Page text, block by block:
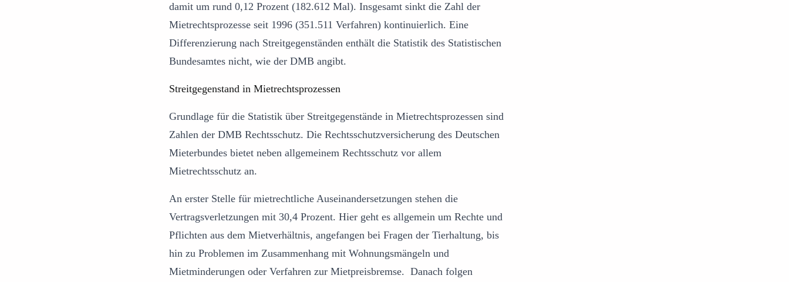
damit um rund 0,12 Prozent (182.612 Mal). Insgesamt sinkt die Zahl der
Mietrechtsprozesse seit 1996 (351.511 Verfahren) kontinuierlich. Eine
Differenzierung nach Streitgegenständen enthält die Statistik des Statistischen
Bundesamtes nicht, wie der DMB angibt.
Streitgegenstand in Mietrechtsprozessen
Grundlage für die Statistik über Streitgegenstände in Mietrechtsprozessen sind
Zahlen der DMB Rechtsschutz. Die Rechtsschutzversicherung des Deutschen
Mieterbundes bietet neben allgemeinem Rechtsschutz vor allem
Mietrechtsschutz an.
An erster Stelle für mietrechtliche Auseinandersetzungen stehen die
Vertragsverletzungen mit 30,4 Prozent. Hier geht es allgemein um Rechte und
Pflichten aus dem Mietverhältnis, angefangen bei Fragen der Tierhaltung, bis
hin zu Problemen im Zusammenhang mit Wohnungsmängeln und
Mietminderungen oder Verfahren zur Mietpreisbremse. Danach folgen